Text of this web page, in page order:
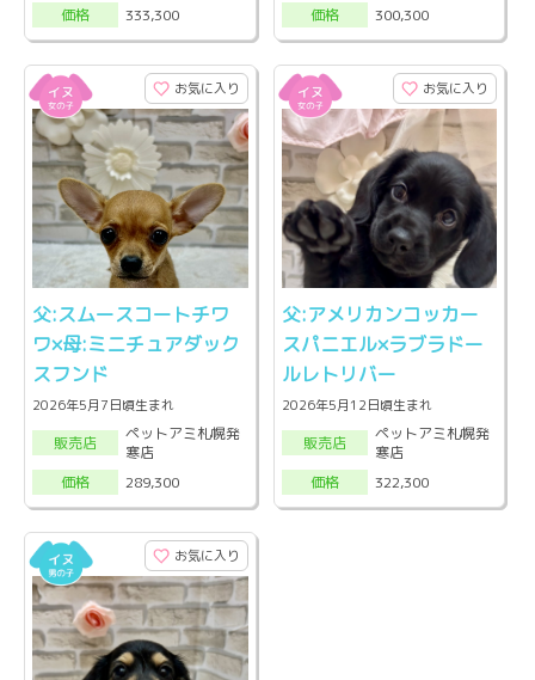
価格
333,300
価格
300,300
お気に入り
父:スムースコートチワ
ワ×母:ミニチュアダック
スフンド
2026年5月7日頃生まれ
販売店
ペットアミ札幌発
寒店
価格
289,300
お気に入り
父:アメリカンコッカー
スパニエル×ラブラドー
ルレトリバー
2026年5月12日頃生まれ
販売店
ペットアミ札幌発
寒店
価格
322,300
お気に入り